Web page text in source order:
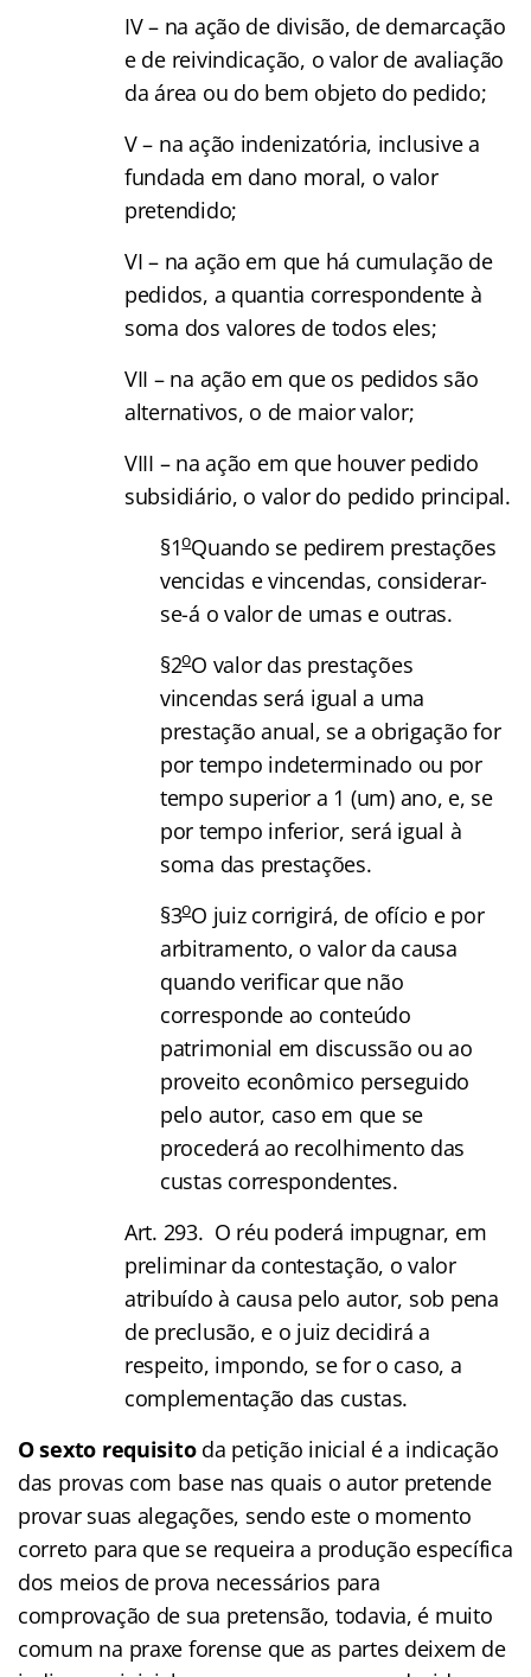
IV – na ação de divisão, de demarcação
e de reivindicação, o valor de avaliação
da área ou do bem objeto do pedido;
V – na ação indenizatória, inclusive a
fundada em dano moral, o valor
pretendido;
VI – na ação em que há cumulação de
pedidos, a quantia correspondente à
soma dos valores de todos eles;
VII – na ação em que os pedidos são
alternativos, o de maior valor;
VIII – na ação em que houver pedido
subsidiário, o valor do pedido principal.
§1oQuando se pedirem prestações
vencidas e vincendas, considerar-
se-á o valor de umas e outras.
§2oO valor das prestações
vincendas será igual a uma
prestação anual, se a obrigação for
por tempo indeterminado ou por
tempo superior a 1 (um) ano, e, se
por tempo inferior, será igual à
soma das prestações.
§3oO juiz corrigirá, de ofício e por
arbitramento, o valor da causa
quando verificar que não
corresponde ao conteúdo
patrimonial em discussão ou ao
proveito econômico perseguido
pelo autor, caso em que se
procederá ao recolhimento das
custas correspondentes.
Art. 293. O réu poderá impugnar, em
preliminar da contestação, o valor
atribuído à causa pelo autor, sob pena
de preclusão, e o juiz decidirá a
respeito, impondo, se for o caso, a
complementação das custas.
O sexto requisitoda petição inicial é a indicação
das provas com base nas quais o autor pretende
provar suas alegações, sendo este o momento
correto para que se requeira a produção específica
dos meios de prova necessários para
comprovação de sua pretensão, todavia, é muito
comum na praxe forense que as partes deixem de